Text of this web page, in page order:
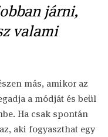
járni,
valami
más, amikor az
a módját és beül
Ha csak spontán
aki fogyaszthat egy